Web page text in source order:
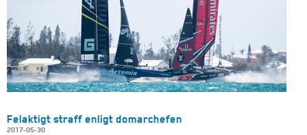
Felaktigt straff enligt domarchefen
2017-05-30